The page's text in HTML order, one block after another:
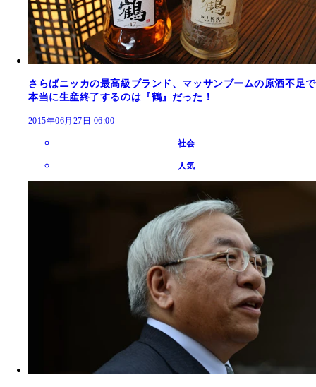
さらばニッカの最高級ブランド、マッサンブームの原酒不足で
本当に生産終了するのは『鶴』だった！
2015年06月27日 06:00
社会
人気